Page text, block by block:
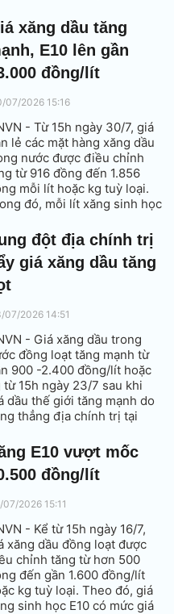
giá vốn hàng hoá tăng
xăng dầu tăng
E10 lên gần
đồng/lít
07/2026 15:16
- Từ 15h ngày 30/7, giá
lẻ các mặt hàng xăng dầu
nước được điều chỉnh
từ 916 đồng đến 1.856
mỗi lít hoặc kg tuỳ loại.
đó, mỗi lít xăng sinh học
23.000 đồng.
đột địa chính trị
giá xăng dầu tăng
07/2026 14:51
- Giá xăng dầu trong
đồng loạt tăng mạnh từ
900 -2.400 đồng/lít hoặc
từ 15h ngày 23/7 sau khi
dầu thế giới tăng mạnh do
thẳng địa chính trị tại
E10 vượt mốc
đồng/lít
07/2026 15:11
- Kể từ 15h ngày 16/7,
xăng dầu đồng loạt được
chỉnh tăng từ hơn 500
đến gần 1.600 đồng/lít
kg tuỳ loại. Theo đó, giá
sinh học E10 có mức giá